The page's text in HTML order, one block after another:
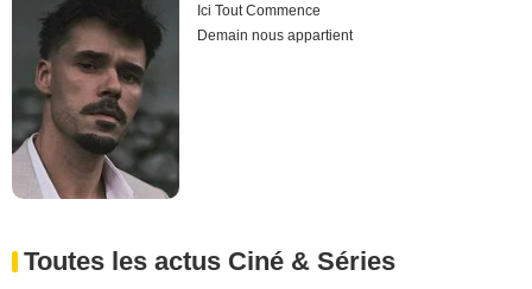
Ici Tout Commence
Demain nous appartient
Toutes les actus Ciné & Séries